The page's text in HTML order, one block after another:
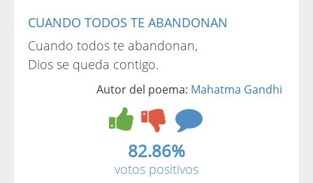
CUANDO TODOS TE ABANDONAN
Cuando todos te abandonan,
Dios se queda contigo.
Autor del poema: Mahatma Gandhi
82.86%
votos positivos